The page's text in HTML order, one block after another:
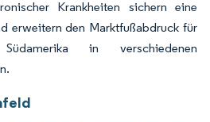
Krankheiten sichern eine
erweitern den Marktfußabdruck für
in verschiedenen